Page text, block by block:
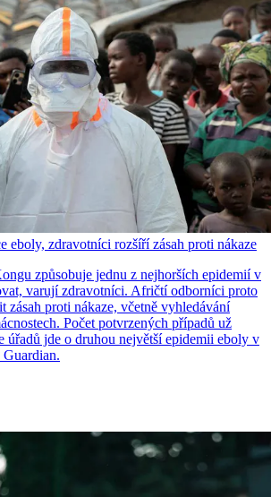
eboly, zdravotníci rozšíří zásah proti nákaze
způsobuje jednu z nejhorších epidemií v
varují zdravotníci. Afričtí odborníci proto
zásah proti nákaze, včetně vyhledávání
Počet potvrzených případů už
úřadů jde o druhou největší epidemii eboly v